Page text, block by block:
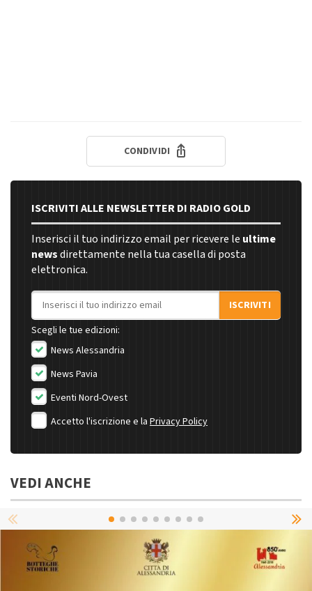
CONDIVIDI
ISCRIVITI ALLE NEWSLETTER DI RADIO GOLD
Inserisci il tuo indirizzo email per ricevere le ultime
newsdirettamente nella tua casella di posta
elettronica.
Indirizzo email
ISCRIVITI
Scegli le tue edizioni:
News Alessandria
News Pavia
Eventi Nord-Ovest
Accetto l'iscrizione e la Privacy Policy
VEDI ANCHE